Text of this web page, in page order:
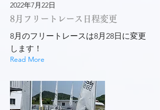
2022年7月22日
8月フリートレース日程変更
8月のフリートレースは8月28日に変更
します！
Read More